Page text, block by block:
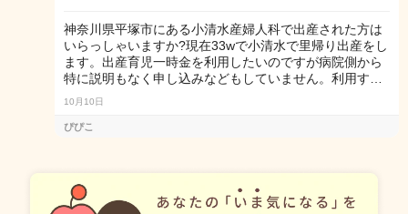
神奈川県平塚市にある小清水産婦人科で出産された方は
いらっしゃいますか?現在33wで小清水で里帰り出産をし
ます。出産育児一時金を利用したいのですが病院側から
特に説明もなく申し込みなどもしていません。利用す…
10月10日
ぴぴこ